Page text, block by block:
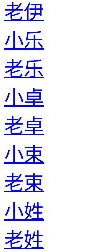
老伊
小乐
老乐
小卓
老卓
小束
老束
小姓
老姓